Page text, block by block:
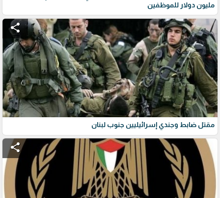
مليون دولار للموظفين
share
مقتل ضابط وجندي إسرائيليين جنوب لبنان
share